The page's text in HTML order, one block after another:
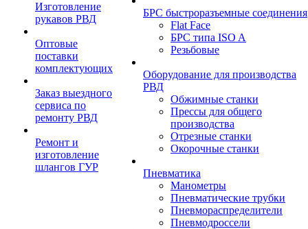
Изготовление
рукавов РВД
Оптовые
поставки
комплектующих
Заказ выездного
сервиса по
ремонту РВД
Ремонт и
изготовление
шлангов ГУР
БРС быстроразъемные соединения
Flat Face
БРС типа ISO A
Резьбовые
Оборудование для производства
РВД
Обжимные станки
Прессы для общего
производства
Отрезные станки
Окорочные станки
Пневматика
Манометры
Пневматические трубки
Пневмораспределители
Пневмодроссели